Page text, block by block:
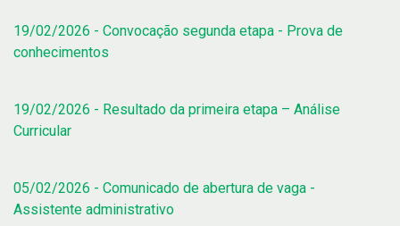
19/02/2026 - Convocação segunda etapa - Prova de
conhecimentos
19/02/2026 - Resultado da primeira etapa – Análise
Curricular
05/02/2026 - Comunicado de abertura de vaga -
Assistente administrativo